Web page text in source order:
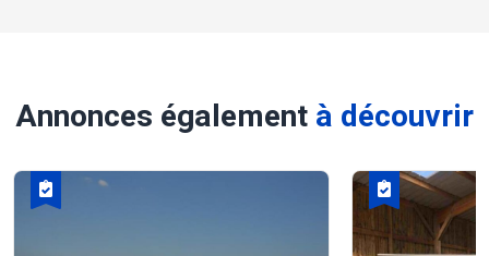
Annonces égalementà découvrir